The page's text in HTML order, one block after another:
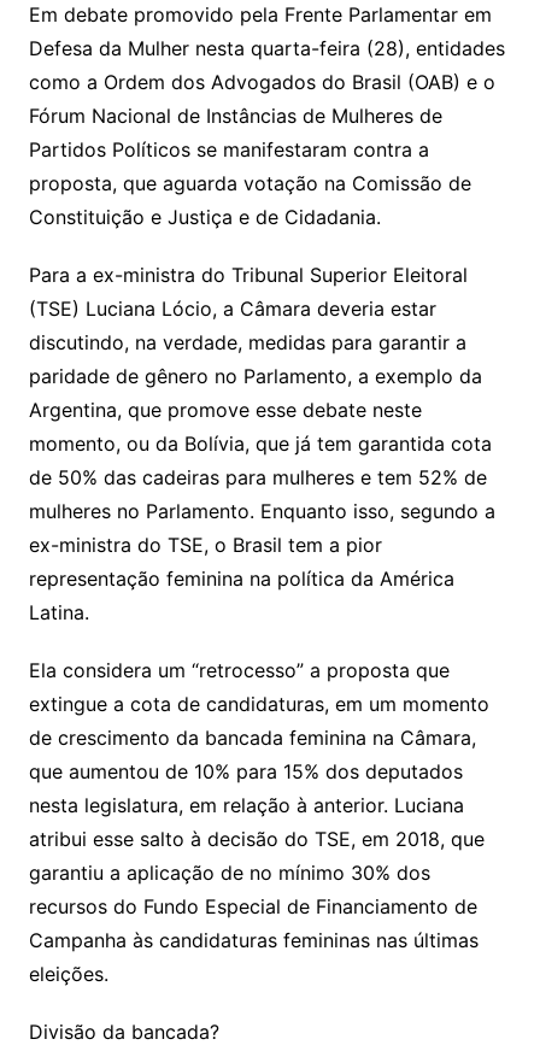
Em debate promovido pela Frente Parlamentar em
Defesa da Mulher nesta quarta-feira (28), entidades
como a Ordem dos Advogados do Brasil (OAB) e o
Fórum Nacional de Instâncias de Mulheres de
Partidos Políticos se manifestaram contra a
proposta, que aguarda votação na Comissão de
Constituição e Justiça e de Cidadania.
Para a ex-ministra do Tribunal Superior Eleitoral
(TSE) Luciana Lócio, a Câmara deveria estar
discutindo, na verdade, medidas para garantir a
paridade de gênero no Parlamento, a exemplo da
Argentina, que promove esse debate neste
momento, ou da Bolívia, que já tem garantida cota
de 50% das cadeiras para mulheres e tem 52% de
mulheres no Parlamento. Enquanto isso, segundo a
ex-ministra do TSE, o Brasil tem a pior
representação feminina na política da América
Latina.
Ela considera um “retrocesso” a proposta que
extingue a cota de candidaturas, em um momento
de crescimento da bancada feminina na Câmara,
que aumentou de 10% para 15% dos deputados
nesta legislatura, em relação à anterior. Luciana
atribui esse salto à decisão do TSE, em 2018, que
garantiu a aplicação de no mínimo 30% dos
recursos do Fundo Especial de Financiamento de
Campanha às candidaturas femininas nas últimas
eleições.
Divisão da bancada?